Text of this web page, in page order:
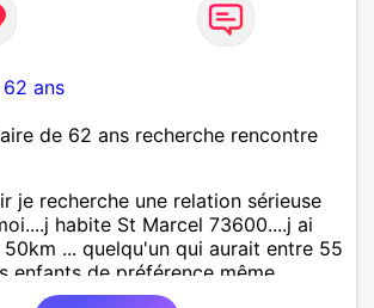
62 ans
de 62 ans recherche rencontre
je recherche une relation sérieuse
habite St Marcel 73600....j ai
... quelqu'un qui aurait entre 55
enfants de préférence même
aurait garder aucun contact avec